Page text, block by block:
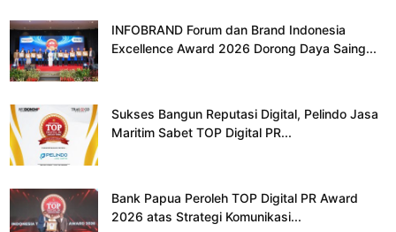
INFOBRAND Forum dan Brand Indonesia
Excellence Award 2026 Dorong Daya Saing...
Sukses Bangun Reputasi Digital, Pelindo Jasa
Maritim Sabet TOP Digital PR...
Bank Papua Peroleh TOP Digital PR Award
2026 atas Strategi Komunikasi...